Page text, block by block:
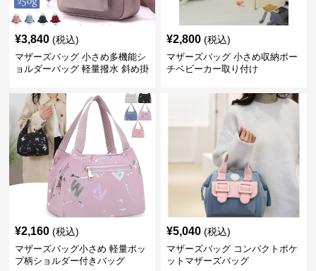
¥3,840 (税込)
マザーズバッグ 小さめ多機能シ
ョルダーバッグ 軽量撥水 斜め掛
¥2,800 (税込)
マザーズバッグ 小さめ収納ポー
チベビーカー取り付け
¥2,160 (税込)
マザーズバッグ小さめ 軽量ポッ
プ柄ショルダー付きバッグ
¥5,040 (税込)
マザーズバッグ コンパクトポケ
ットマザーズバッグ